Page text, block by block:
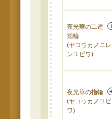
夜光華の二連
指輪
(ヤコウカノニレ
ンユビワ)
夜光華の指輪
(ヤコウカノユビ
ワ)